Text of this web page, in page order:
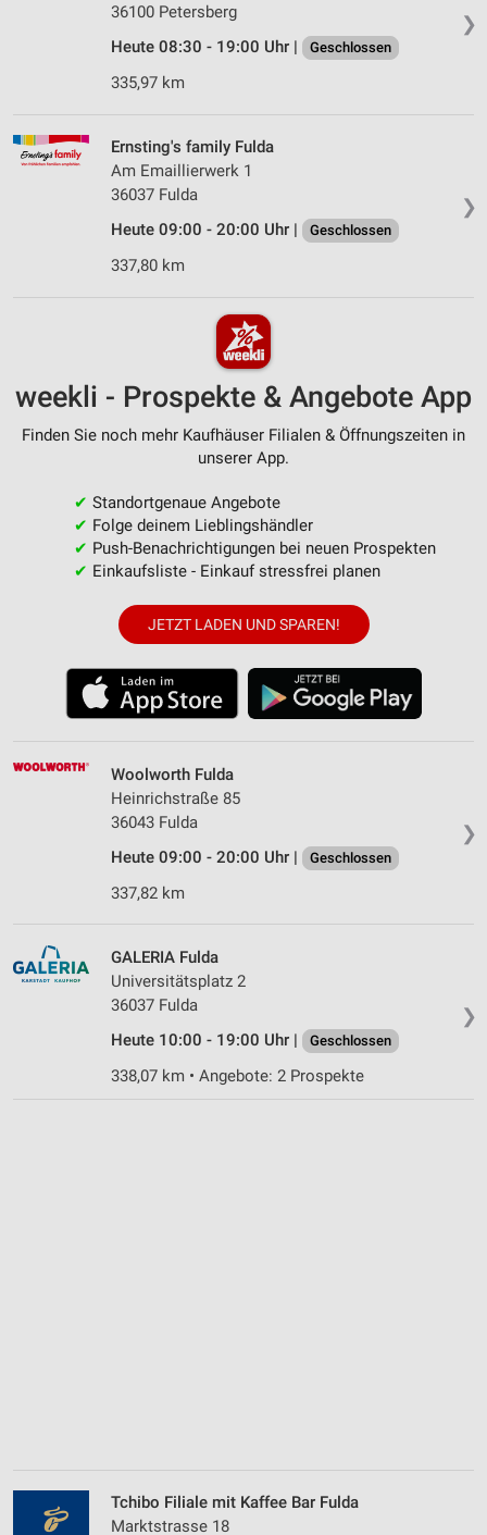
❯
36100 Petersberg
Heute 08:30 - 19:00 Uhr |
Geschlossen
335,97 km
❯
Ernsting's family Fulda
Am Emaillierwerk 1
36037 Fulda
Heute 09:00 - 20:00 Uhr |
Geschlossen
337,80 km
weekli - Prospekte & Angebote App
Finden Sie noch mehr Kaufhäuser Filialen & Öffnungszeiten in
unserer App.
✔ Standortgenaue Angebote
✔ Folge deinem Lieblingshändler
✔ Push-Benachrichtigungen bei neuen Prospekten
✔ Einkaufsliste - Einkauf stressfrei planen
JETZT LADEN UND SPAREN!
❯
Woolworth Fulda
Heinrichstraße 85
36043 Fulda
Heute 09:00 - 20:00 Uhr |
Geschlossen
337,82 km
❯
GALERIA Fulda
Universitätsplatz 2
36037 Fulda
Heute 10:00 - 19:00 Uhr |
Geschlossen
338,07 km • Angebote: 2 Prospekte
Tchibo Filiale mit Kaffee Bar Fulda
Marktstrasse 18